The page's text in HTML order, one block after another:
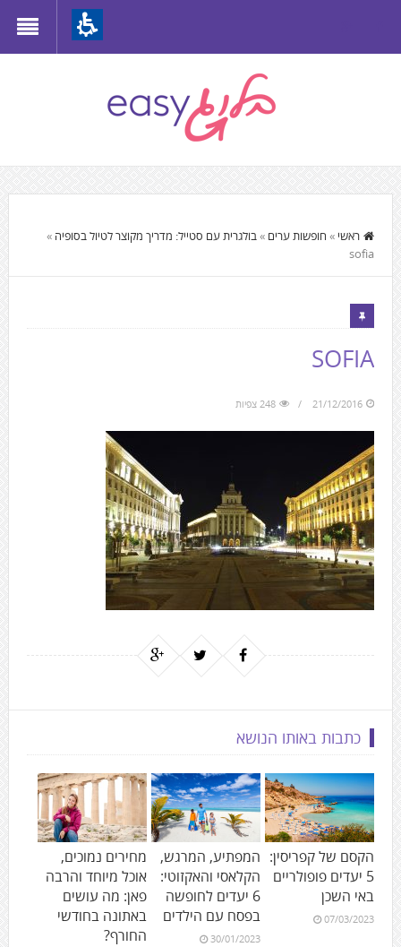
to
move
to
the
main
Content
התוכן
המרכזי,
You
can
press
Enter
to
skip
to
the
next
area
ראשי » חופשות ערים »בולגרית עם סטייל: מדריך מקוצר לטיול בסופיה »
sofia
SOFIA
21/12/2016 248 צפיות
כתבות באותו הנושא
הקסם של קפריסין:
5 יעדים פופולריים
באי השכן
07/03/2023
המפתיע, המרגש,
הקלאסי והאקזוטי:
6 יעדים לחופשה
בפסח עם הילדים
30/01/2023
מחירים נמוכים,
אוכל מיוחד והרבה
פאן: מה עושים
באתונה בחודשי
החורף?